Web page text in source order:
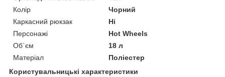
Колір
Чорний
Каркасний рюкзак
Ні
Персонажі
Hot Wheels
Об`єм
18 л
Матеріал
Поліестер
Користувальницькі характеристики